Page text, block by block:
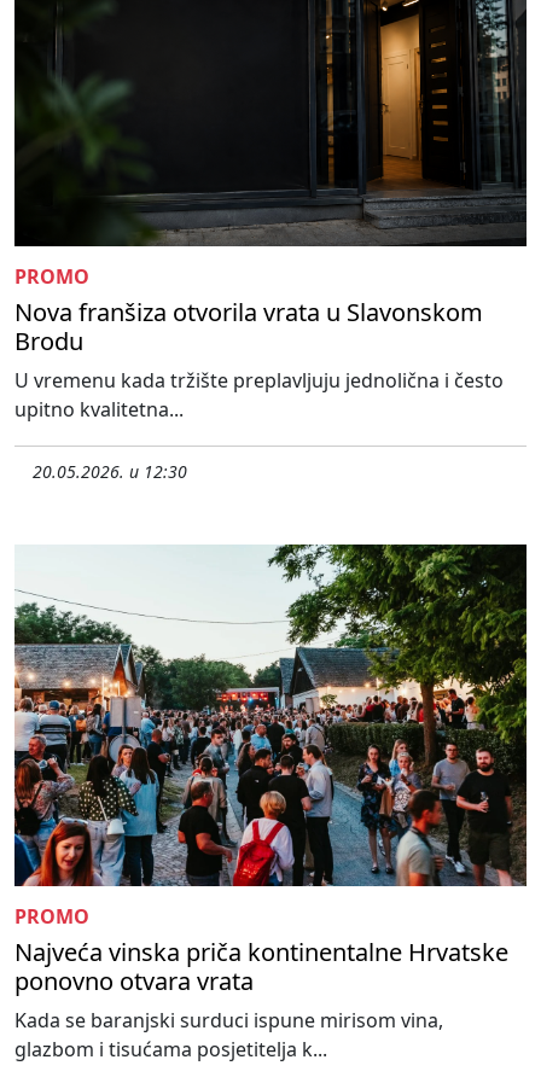
PROMO
Nova franšiza otvorila vrata u Slavonskom
Brodu
U vremenu kada tržište preplavljuju jednolična i često
upitno kvalitetna...
20.05.2026. u 12:30
PROMO
Najveća vinska priča kontinentalne Hrvatske
ponovno otvara vrata
Kada se baranjski surduci ispune mirisom vina,
glazbom i tisućama posjetitelja k...